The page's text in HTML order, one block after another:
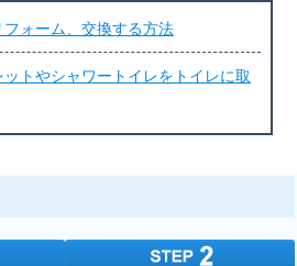
フォーム、交換する方法
トやシャワートイレをトイレに取